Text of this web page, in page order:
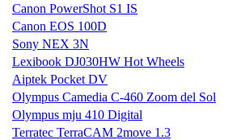
Canon PowerShot S1 IS
Canon EOS 100D
Sony NEX 3N
Lexibook DJ030HW Hot Wheels
Aiptek Pocket DV
Olympus Camedia C-460 Zoom del Sol
Olympus mju 410 Digital
Terratec TerraCAM 2move 1.3